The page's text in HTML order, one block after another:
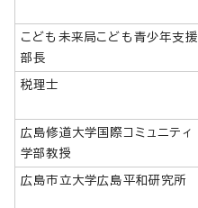
こども未来局こども青少年支援
部長
税理士
広島修道大学国際コミュニティ
学部教授
広島市立大学広島平和研究所